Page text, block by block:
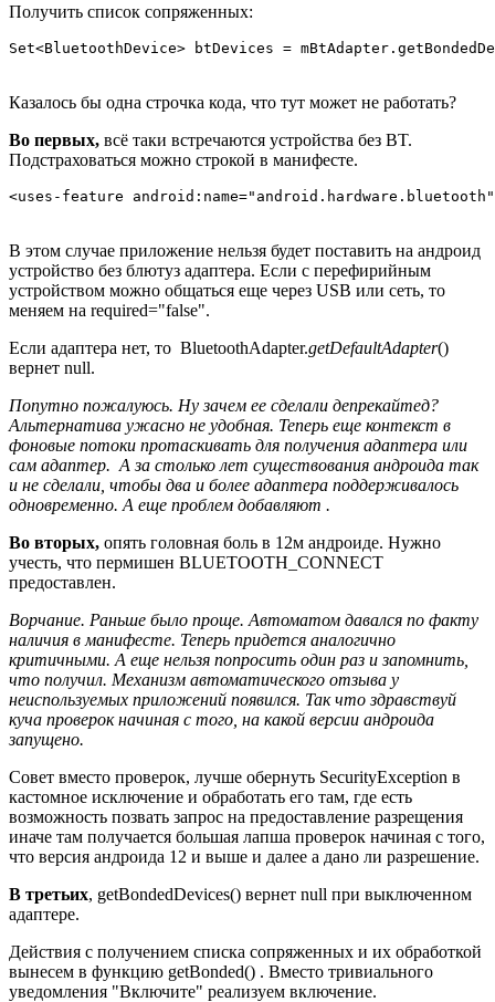
Получить список сопряженных:
Set<BluetoothDevice> btDevices =
Казалось бы одна строчка кода, что тут может не работать?
Во первых, всё таки встречаются устройства без BT.
Подстраховаться можно строкой в манифесте.
<uses-feature
В этом случае приложение нельзя будет поставить на андроид
устройство без блютуз адаптера. Если с перефирийным
устройством можно общаться еще через USB или сеть, то
меняем на required="false".
Если адаптера нет, то BluetoothAdapter.getDefaultAdapter()
вернет null.
Попутно пожалуюсь. Ну зачем ее сделали депрекайтед?
Альтернатива ужасно не удобная. Теперь еще контекст в
фоновые потоки протаскивать для получения адаптера или
сам адаптер. А за столько лет существования андроида так
и не сделали, чтобы два и более адаптера поддерживалось
одновременно. А еще проблем добавляют .
Во вторых, опять головная боль в 12м андроиде. Нужно
учесть, что пермишен BLUETOOTH_CONNECT
предоставлен.
Ворчание. Раньше было проще. Автоматом давался по факту
наличия в манифесте. Теперь придется аналогично
критичными. А еще нельзя попросить один раз и запомнить,
что получил. Механизм автоматического отзыва у
неиспользуемых приложений появился. Так что здравствуй
куча проверок начиная с того, на какой версии андроида
запущено.
Совет вместо проверок, лучше обернуть SecurityException в
кастомное исключение и обработать его там, где есть
возможность позвать запрос на предоставление разрещения
иначе там получается большая лапша проверок начиная с того,
что версия андроида 12 и выше и далее а дано ли разрешение.
В третьих, getBondedDevices() вернет null при выключенном
адаптере.
Действия с получением списка сопряженных и их обработкой
вынесем в функцию getBonded() . Вместо тривиального
уведомления "Включите" реализуем включение.